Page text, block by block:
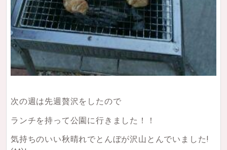
次の週は先週贅沢をしたので
ランチを持って公園に行きました！！
気持ちのいい秋晴れでとんぼが沢山とんでいました!